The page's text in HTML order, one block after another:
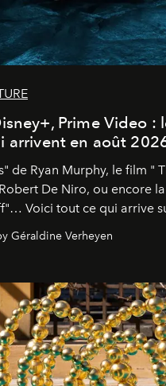
Prime Video :
arrivent en août
de Ryan Murphy, le film "
De Niro, ou encore
Voici tout ce qui arrive
de streaming en août 2026.
Géraldine Verheyen